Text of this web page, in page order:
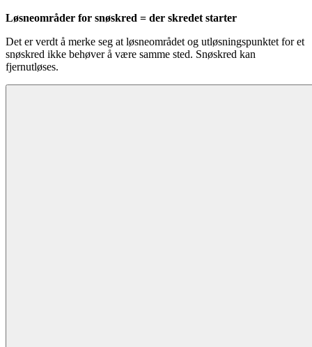
Løsneområder for snøskred = der skredet starter
Det er verdt å merke seg at løsneområdet og utløsningspunktet for et
snøskred ikke behøver å være samme sted. Snøskred kan
fjernutløses.